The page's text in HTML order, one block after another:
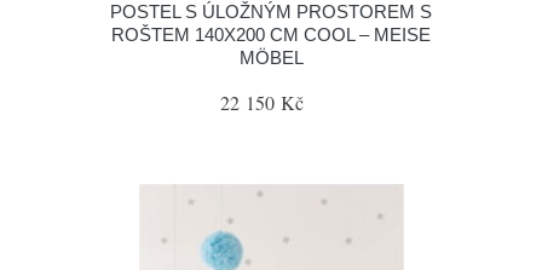
POSTEL S ÚLOŽNÝM PROSTOREM S
ROŠTEM 140X200 CM COOL – MEISE
MÖBEL
22 150 Kč